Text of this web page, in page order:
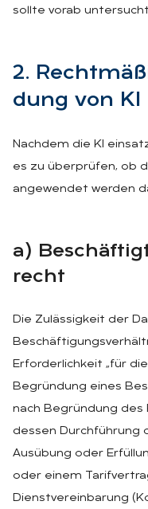
sollte vorab
2.
dung von KI
Nachdem die KI
es zu überprüfen, ob
angewendet werden
a)
recht
Die Zulässigkeit der
Erforderlichkeit „für
Begründung eines
nach Begründung
dessen Durchführung
Ausübung oder
oder einem
Dienstvereinbarung